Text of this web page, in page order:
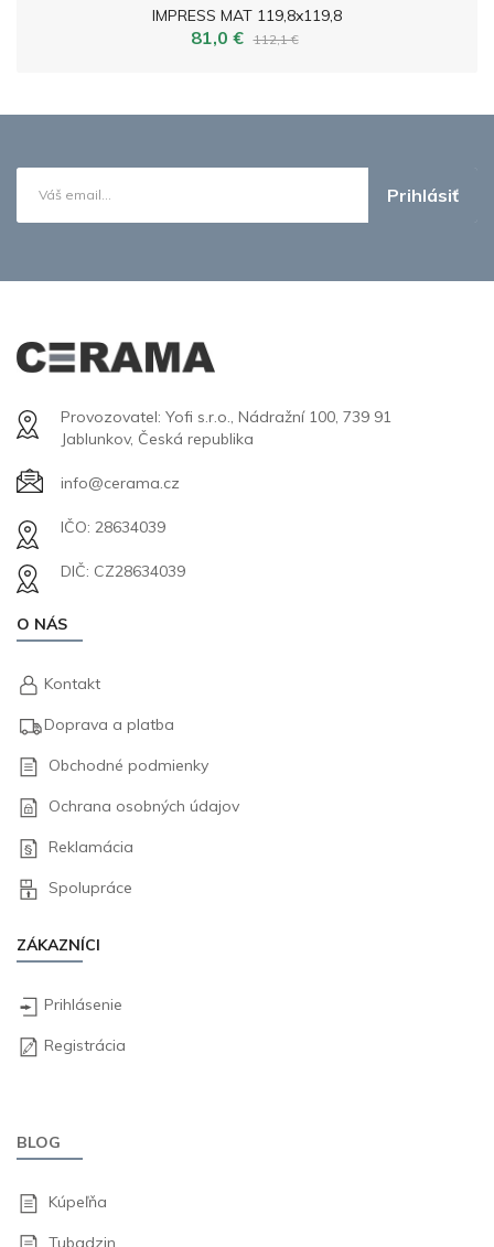
IMPRESS MAT 119,8x119,8
81,0 € 112,1 €
Prihlásiť
Provozovatel: Yofi s.r.o., Nádražní 100, 739 91
Jablunkov, Česká republika
info@cerama.cz
IČO: 28634039
DIČ: CZ28634039
O NÁS
Kontakt
Doprava a platba
Obchodné podmienky
Ochrana osobných údajov
Reklamácia
Spolupráce
ZÁKAZNÍCI
Prihlásenie
Registrácia
BLOG
Kúpeľňa
Tubadzin